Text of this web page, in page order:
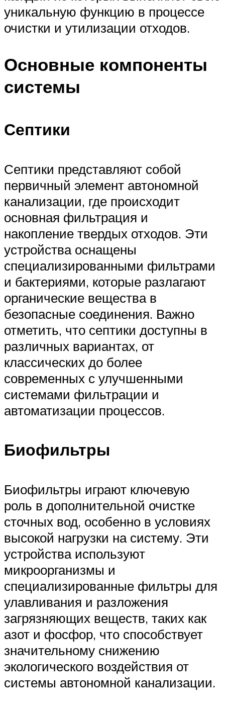
уникальную функцию в процессе
очистки и утилизации отходов.
Основные компоненты
системы
Септики
Септики представляют собой
первичный элемент автономной
канализации, где происходит
основная фильтрация и
накопление твердых отходов. Эти
устройства оснащены
специализированными фильтрами
и бактериями, которые разлагают
органические вещества в
безопасные соединения. Важно
отметить, что септики доступны в
различных вариантах, от
классических до более
современных с улучшенными
системами фильтрации и
автоматизации процессов.
Биофильтры
Биофильтры играют ключевую
роль в дополнительной очистке
сточных вод, особенно в условиях
высокой нагрузки на систему. Эти
устройства используют
микроорганизмы и
специализированные фильтры для
улавливания и разложения
загрязняющих веществ, таких как
азот и фосфор, что способствует
значительному снижению
экологического воздействия от
системы автономной канализации.